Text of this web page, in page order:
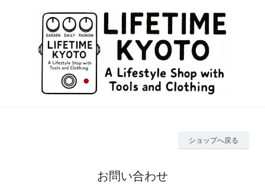
ショップへ戻る
お問い合わせ